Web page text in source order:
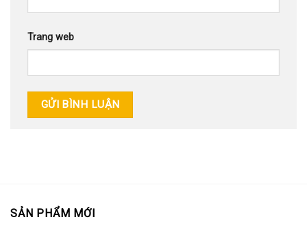
Trang web
SẢN PHẨM MỚI